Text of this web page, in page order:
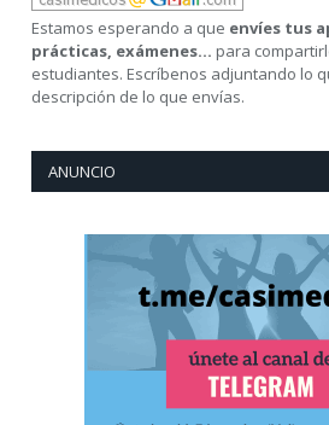
Estamos esperando a que envíes tus
prácticas, exámenes... para
estudiantes. Escríbenos adjuntando lo
descripción de lo que envías.
ANUNCIO